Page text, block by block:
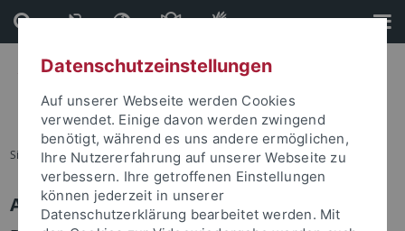
Direkt
zum
Inhalt
Direkt
zur
Fußleiste
Sie sind hier: Startseite
Anmelden
Datenschutzeinstellungen
Auf unserer Webseite werden Cookies
verwendet. Einige davon werden zwingend
benötigt, während es uns andere ermöglichen,
Ihre Nutzererfahrung auf unserer Webseite zu
verbessern. Ihre getroffenen Einstellungen
können jederzeit in unserer
Datenschutzerklärung bearbeitet werden. Mit